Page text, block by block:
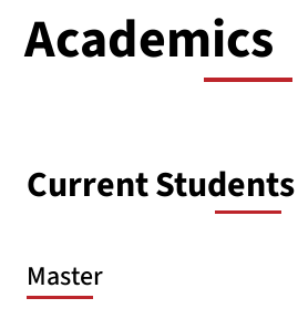
Academics
Current Students
Master